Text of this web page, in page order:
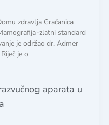
zdravlja Gračanica
zlatni standard
je održao dr. Admer
je o
aparata u